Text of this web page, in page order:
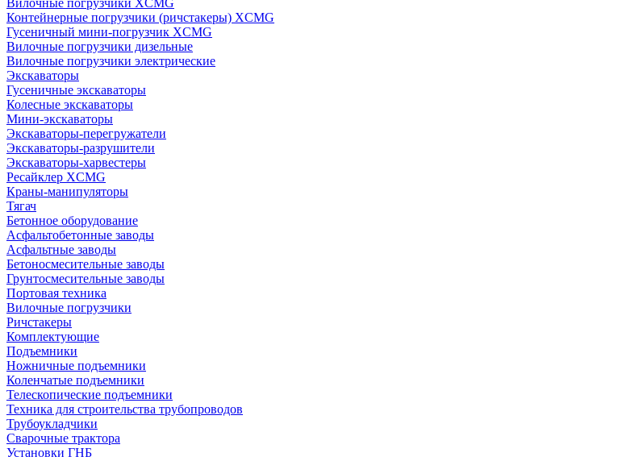
Вилочные погрузчики XCMG
Контейнерные погрузчики (ричстакеры) XCMG
Гусеничный мини-погрузчик XCMG
Вилочные погрузчики дизельные
Вилочные погрузчики электрические
Экскаваторы
Гусеничные экскаваторы
Колесные экскаваторы
Мини-экскаваторы
Экскаваторы-перегружатели
Экскаваторы-разрушители
Экскаваторы-харвестеры
Ресайклер XCMG
Краны-манипуляторы
Тягач
Бетонное оборудование
Асфальтобетонные заводы
Асфальтные заводы
Бетоносмесительные заводы
Грунтосмесительные заводы
Портовая техника
Вилочные погрузчики
Ричстакеры
Комплектующие
Подъемники
Ножничные подъемники
Коленчатые подъемники
Телескопические подъемники
Техника для строительства трубопроводов
Трубоукладчики
Сварочные трактора
Установки ГНБ